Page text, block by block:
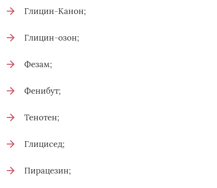
Глицин-Канон;
Глицин-озон;
Фезам;
Фенибут;
Тенотен;
Глицисед;
Пирацезин;